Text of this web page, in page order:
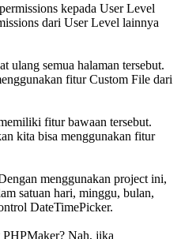
kepada User Level
dari User Level lainnya
ulang semua halaman tersebut.
fitur Custom File dari
fitur bawaan tersebut.
kita bisa menggunakan fitur
menggunakan project ini,
satuan hari, minggu, bulan,
DateTimePicker.
PHPMaker? Nah, jika